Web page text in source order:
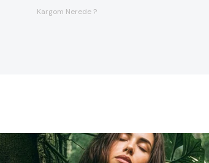
Kargom Nerede ?